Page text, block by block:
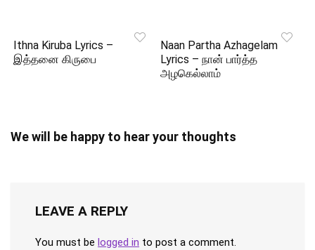
Ithna Kiruba Lyrics –
இத்தனை கிருபை
Naan Partha Azhagelam
Lyrics – நான் பார்த்த
அழகெல்லாம்
We will be happy to hear your thoughts
LEAVE A REPLY
You must be logged in to post a comment.